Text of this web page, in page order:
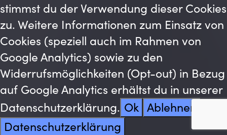
stimmst du der Verwendung dieser Cookies
zu. Weitere Informationen zum Einsatz von
Cookies (speziell auch im Rahmen von
Google Analytics) sowie zu den
Widerrufsmöglichkeiten (Opt-out) in Bezug
auf Google Analytics erhältst du in unserer
Datenschutzerklärung. Ok Ablehnen
Datenschutzerklärung